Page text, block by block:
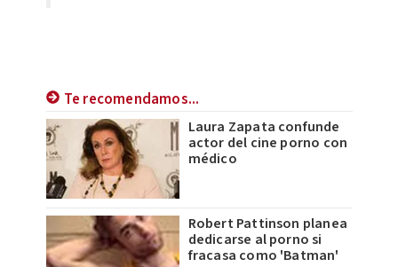
Te recomendamos...
Laura Zapata confunde
actor del cine porno con
médico
Robert Pattinson planea
dedicarse al porno si
fracasa como 'Batman'